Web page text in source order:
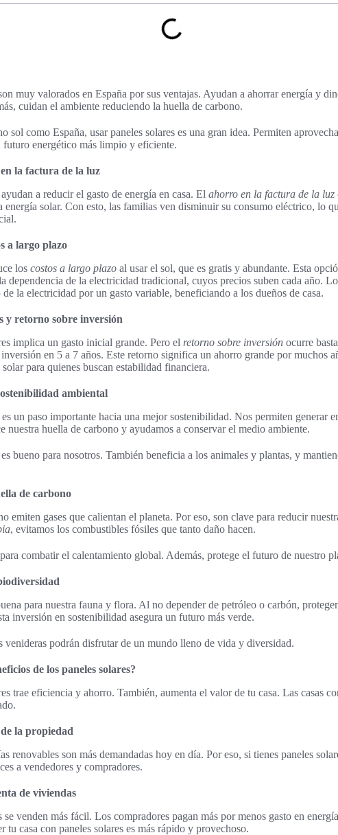
muy valorados en España por sus ventajas. Ayudan a ahorrar energía y
cuidan el ambiente reduciendo la huella de carbono.
sol como España, usar paneles solares es una gran idea. Permiten
futuro energético más limpio y eficiente.
la factura de la luz
a reducir el gasto de energía en casa. El ahorro en la factura de la luz
energía solar. Con esto, las familias ven disminuir su consumo eléctrico, lo
a largo plazo
los costos a largo plazo al usar el sol, que es gratis y abundante. Esta
dependencia de la electricidad tradicional, cuyos precios suben cada año.
la electricidad por un gasto variable, beneficiando a los dueños de casa.
y retorno sobre inversión
implica un gasto inicial grande. Pero el retorno sobre inversión ocurre
en 5 a 7 años. Este retorno significa un ahorro grande por muchos
para quienes buscan estabilidad financiera.
ambiental
un paso importante hacia una mejor sostenibilidad. Nos permiten generar
nuestra huella de carbono y ayudamos a conservar el medio ambiente.
bueno para nosotros. También beneficia a los animales y plantas, y
de carbono
emiten gases que calientan el planeta. Por eso, son clave para reducir
, evitamos los combustibles fósiles que tanto daño hacen.
combatir el calentamiento global. Además, protege el futuro de nuestro
para nuestra fauna y flora. Al no depender de petróleo o carbón,
inversión en sostenibilidad asegura un futuro más verde.
venideras podrán disfrutar de un mundo lleno de vida y diversidad.
de los paneles solares?
trae eficiencia y ahorro. También, aumenta el valor de tu casa. Las casas
la propiedad
renovables son más demandadas hoy en día. Por eso, si tienes paneles
a vendedores y compradores.
de viviendas
se venden más fácil. Los compradores pagan más por menos gasto en
tu casa con paneles solares es más rápido y provechoso.